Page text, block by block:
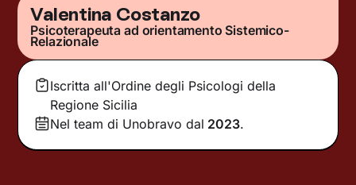
Valentina Costanzo
Psicoterapeuta ad orientamento Sistemico-
Relazionale
Iscritta all'Ordine degli Psicologi della
Regione Sicilia
Nel team di Unobravo dal 2023.